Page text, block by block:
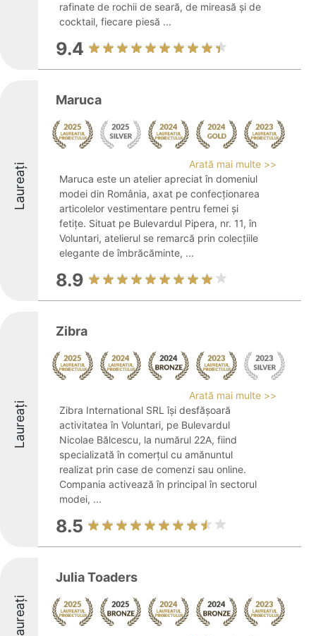
rafinate de rochii de seară, de mireasă și de
cocktail, fiecare piesă ...
9.4
Laureați
Maruca
Arată mai multe >>
Maruca este un atelier apreciat în domeniul
modei din România, axat pe confecționarea
articolelor vestimentare pentru femei și
fetițe. Situat pe Bulevardul Pipera, nr. 11, în
Voluntari, atelierul se remarcă prin colecțiile
elegante de îmbrăcăminte, ...
8.9
Laureați
Zibra
Arată mai multe >>
Zibra International SRL își desfășoară
activitatea în Voluntari, pe Bulevardul
Nicolae Bălcescu, la numărul 22A, fiind
specializată în comerțul cu amănuntul
realizat prin case de comenzi sau online.
Compania activează în principal în sectorul
modei, ...
8.5
Laureați
Julia Toaders